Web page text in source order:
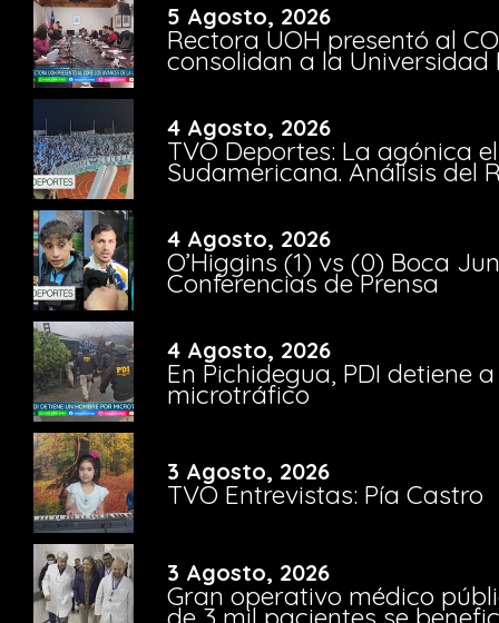
5 Agosto, 2026
Rectora UOH presentó al
consolidan a la Universidad
4 Agosto, 2026
TVO Deportes: La agónica
Sudamericana. Análisis del
4 Agosto, 2026
O’Higgins (1) vs (0) Boca
Conferencias de Prensa
4 Agosto, 2026
En Pichidegua, PDI detiene
microtráfico
3 Agosto, 2026
TVO Entrevistas: Pía Castro
3 Agosto, 2026
Gran operativo médico
de 3 mil pacientes se